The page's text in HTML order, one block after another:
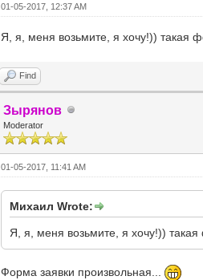
01-05-2017, 12:37 AM
Я, я, меня возьмите, я хочу!)) такая
Find
Зырянов
Moderator
01-05-2017, 11:41 AM
Михаил Wrote:
Я, я, меня возьмите, я хочу!))
Форма заявки произвольная...